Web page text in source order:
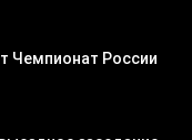
Чемпионат России